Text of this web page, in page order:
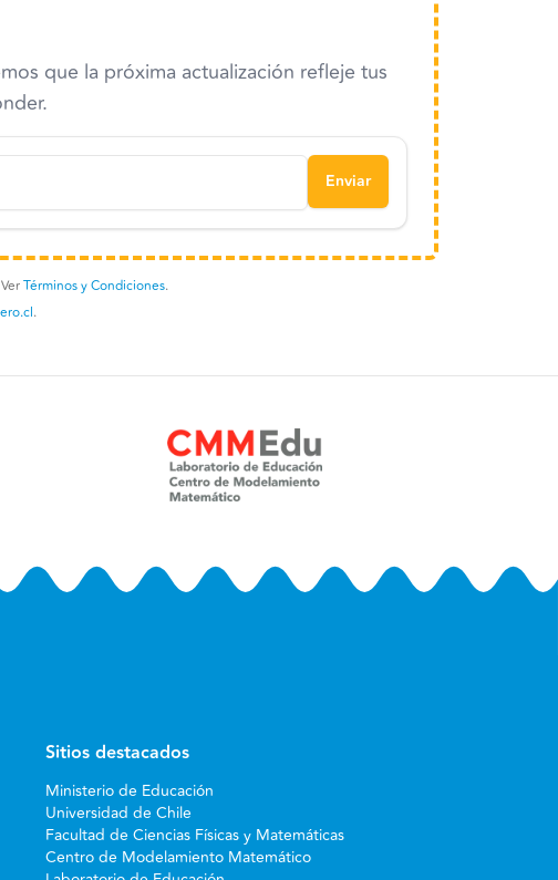
que la próxima actualización refleje tus
Enviar
Términos y Condiciones.
.
Sitios destacados
Ministerio de Educación
Universidad de Chile
Facultad de Ciencias Físicas y Matemáticas
Centro de Modelamiento Matemático